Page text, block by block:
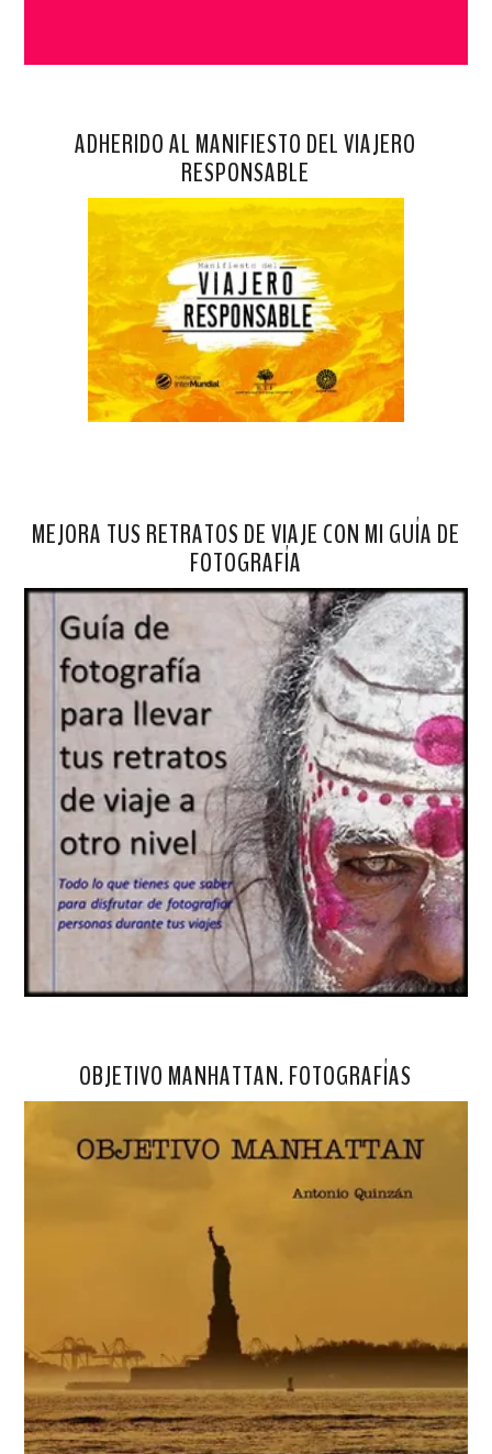
ADHERIDO AL MANIFIESTO DEL VIAJERO
RESPONSABLE
MEJORA TUS RETRATOS DE VIAJE CON MI GUÍA DE
FOTOGRAFÍA
OBJETIVO MANHATTAN. FOTOGRAFÍAS